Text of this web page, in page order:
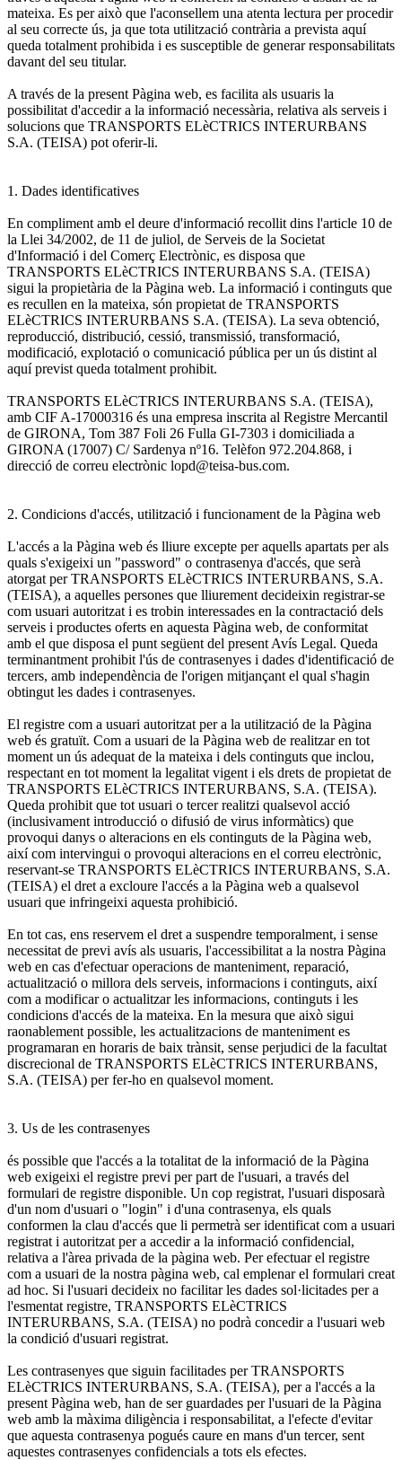
mateixa. Es per això que l'aconsellem una atenta lectura per procedir
al seu correcte ús, ja que tota utilització contrària a prevista aquí
queda totalment prohibida i es susceptible de generar responsabilitats
davant del seu titular.
A través de la present Pàgina web, es facilita als usuaris la
possibilitat d'accedir a la informació necessària, relativa als serveis i
solucions que TRANSPORTS ELèCTRICS INTERURBANS
S.A. (TEISA) pot oferir-li.
1. Dades identificatives
En compliment amb el deure d'informació recollit dins l'article 10 de
la Llei 34/2002, de 11 de juliol, de Serveis de la Societat
d'Informació i del Comerç Electrònic, es disposa que
TRANSPORTS ELèCTRICS INTERURBANS S.A. (TEISA)
sigui la propietària de la Pàgina web. La informació i continguts que
es recullen en la mateixa, són propietat de TRANSPORTS
ELèCTRICS INTERURBANS S.A. (TEISA). La seva obtenció,
reproducció, distribució, cessió, transmissió, transformació,
modificació, explotació o comunicació pública per un ús distint al
aquí previst queda totalment prohibit.
TRANSPORTS ELèCTRICS INTERURBANS S.A. (TEISA),
amb CIF A-17000316 és una empresa inscrita al Registre Mercantil
de GIRONA, Tom 387 Foli 26 Fulla GI-7303 i domiciliada a
GIRONA (17007) C/ Sardenya nº16. Telèfon 972.204.868, i
direcció de correu electrònic lopd@teisa-bus.com.
2. Condicions d'accés, utilització i funcionament de la Pàgina web
L'accés a la Pàgina web és lliure excepte per aquells apartats per als
quals s'exigeixi un "password" o contrasenya d'accés, que serà
atorgat per TRANSPORTS ELèCTRICS INTERURBANS, S.A.
(TEISA), a aquelles persones que lliurement decideixin registrar-se
com usuari autoritzat i es trobin interessades en la contractació dels
serveis i productes oferts en aquesta Pàgina web, de conformitat
amb el que disposa el punt següent del present Avís Legal. Queda
terminantment prohibit l'ús de contrasenyes i dades d'identificació de
tercers, amb independència de l'origen mitjançant el qual s'hagin
obtingut les dades i contrasenyes.
El registre com a usuari autoritzat per a la utilització de la Pàgina
web és gratuït. Com a usuari de la Pàgina web de realitzar en tot
moment un ús adequat de la mateixa i dels continguts que inclou,
respectant en tot moment la legalitat vigent i els drets de propietat de
TRANSPORTS ELèCTRICS INTERURBANS, S.A. (TEISA).
Queda prohibit que tot usuari o tercer realitzi qualsevol acció
(inclusivament introducció o difusió de virus informàtics) que
provoqui danys o alteracions en els continguts de la Pàgina web,
així com intervingui o provoqui alteracions en el correu electrònic,
reservant-se TRANSPORTS ELèCTRICS INTERURBANS, S.A.
(TEISA) el dret a excloure l'accés a la Pàgina web a qualsevol
usuari que infringeixi aquesta prohibició.
En tot cas, ens reservem el dret a suspendre temporalment, i sense
necessitat de previ avís als usuaris, l'accessibilitat a la nostra Pàgina
web en cas d'efectuar operacions de manteniment, reparació,
actualització o millora dels serveis, informacions i continguts, així
com a modificar o actualitzar les informacions, continguts i les
condicions d'accés de la mateixa. En la mesura que això sigui
raonablement possible, les actualitzacions de manteniment es
programaran en horaris de baix trànsit, sense perjudici de la facultat
discrecional de TRANSPORTS ELèCTRICS INTERURBANS,
S.A. (TEISA) per fer-ho en qualsevol moment.
3. Us de les contrasenyes
és possible que l'accés a la totalitat de la informació de la Pàgina
web exigeixi el registre previ per part de l'usuari, a través del
formulari de registre disponible. Un cop registrat, l'usuari disposarà
d'un nom d'usuari o "login" i d'una contrasenya, els quals
conformen la clau d'accés que li permetrà ser identificat com a usuari
registrat i autoritzat per a accedir a la informació confidencial,
relativa a l'àrea privada de la pàgina web. Per efectuar el registre
com a usuari de la nostra pàgina web, cal emplenar el formulari creat
ad hoc. Si l'usuari decideix no facilitar les dades sol·licitades per a
l'esmentat registre, TRANSPORTS ELèCTRICS
INTERURBANS, S.A. (TEISA) no podrà concedir a l'usuari web
la condició d'usuari registrat.
Les contrasenyes que siguin facilitades per TRANSPORTS
ELèCTRICS INTERURBANS, S.A. (TEISA), per a l'accés a la
present Pàgina web, han de ser guardades per l'usuari de la Pàgina
web amb la màxima diligència i responsabilitat, a l'efecte d'evitar
que aquesta contrasenya pogués caure en mans d'un tercer, sent
aquestes contrasenyes confidencials a tots els efectes.